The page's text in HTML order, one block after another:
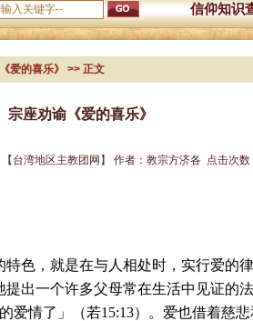
信仰知识
爱的喜乐》 >> 正文
宗座劝谕《爱的喜乐》
【台湾地区主教团网】 作者： 教宗方济各 点击次数
色，就是在与人相处时，实行爱的
提出一个许多父母常在生活中见证的
爱情了」（若15:13）。爱也借着慈悲